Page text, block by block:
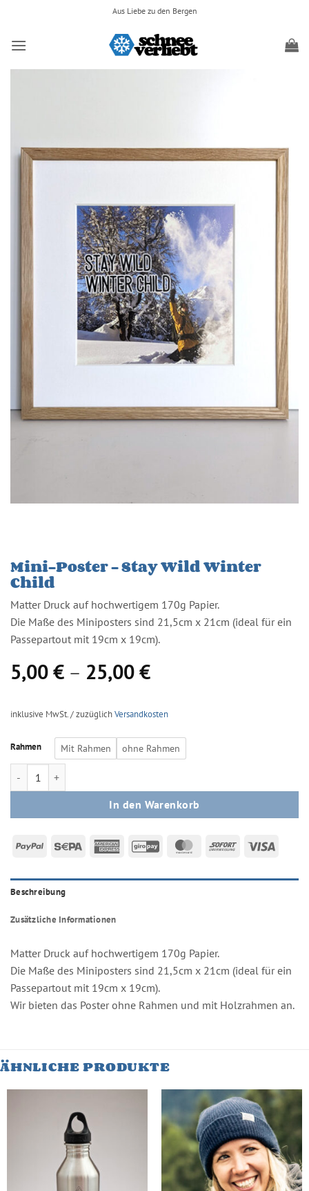
springen
Aus Liebe zu den Bergen
Mini-Poster – Stay Wild Winter
Child
Matter Druck auf hochwertigem 170g Papier.
Die Maße des Miniposters sind 21,5cm x 21cm (ideal für ein
Passepartout mit 19cm x 19cm).
5,00€ – 25,00€
inklusive MwSt. / zuzüglichVersandkosten
Rahmen Mit Rahmen ohne Rahmen
Mini-Poster - Stay Wild Winter Child Menge
In den Warenkorb
PayPal Sepa
AmericanGiroPay MasterCardSofort
Beschreibung
Zusätzliche Informationen
Matter Druck auf hochwertigem 170g Papier.
Die Maße des Miniposters sind 21,5cm x 21cm (ideal für ein
Passepartout mit 19cm x 19cm).
Wir bieten das Poster ohne Rahmen und mit Holzrahmen an.
ÄHNLICHE PRODUKTE